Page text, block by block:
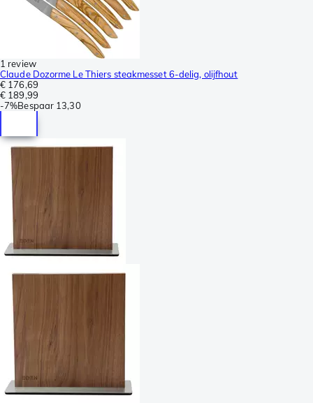
1 review
Claude Dozorme Le Thiers steakmesset 6-delig, olijfhout
€ 176,69
€ 189,99
-7%Bespaar 13,30